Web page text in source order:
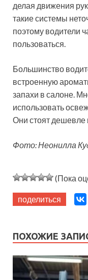
делая движения
такие системы
поэтому водители
пользоваться.
Большинство
встроенную
запахи в салоне.
использовать
Они стоят дешевле
Фото: Неонилла
(Пока
поделиться
ПОХОЖИЕ